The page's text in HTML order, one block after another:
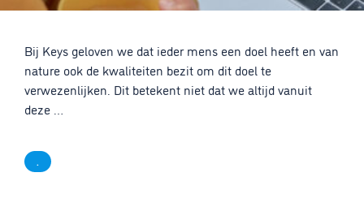
Bij Keys geloven we dat ieder mens een doel heeft en van
nature ook de kwaliteiten bezit om dit doel te
verwezenlijken. Dit betekent niet dat we altijd vanuit
deze …
.